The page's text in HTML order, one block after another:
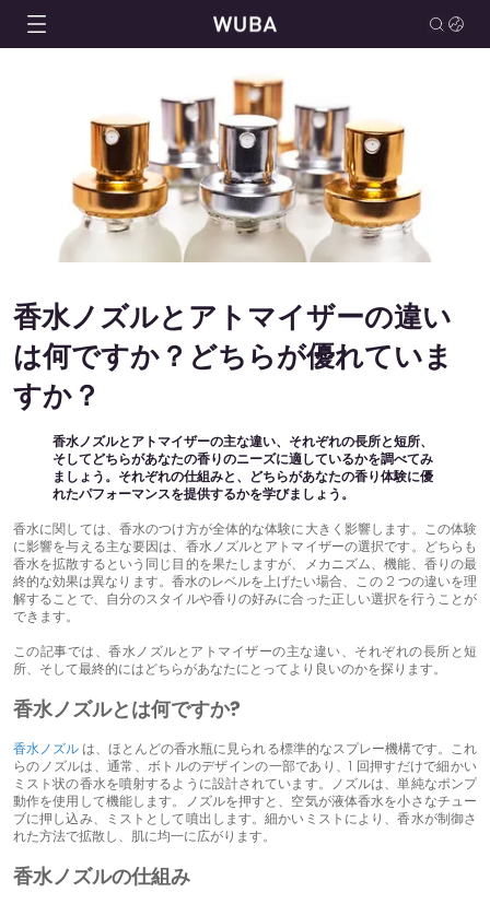
香水ノズルとアトマイザーの違い
は何ですか？どちらが優れていま
すか？
香水ノズルとアトマイザーの主な違い、それぞれの長所と短所、
そしてどちらがあなたの香りのニーズに適しているかを調べてみ
ましょう。それぞれの仕組みと、どちらがあなたの香り体験に優
れたパフォーマンスを提供するかを学びましょう。
香水に関しては、香水のつけ方が全体的な体験に大きく影響します。この体験
に影響を与える主な要因は、香水ノズルとアトマイザーの選択です。どちらも
香水を拡散するという同じ目的を果たしますが、メカニズム、機能、香りの最
終的な効果は異なります。香水のレベルを上げたい場合、この 2 つの違いを理
解することで、自分のスタイルや香りの好みに合った正しい選択を行うことが
できます。
この記事では、香水ノズルとアトマイザーの主な違い、それぞれの長所と短
所、そして最終的にはどちらがあなたにとってより良いのかを探ります。
香水ノズルとは何ですか?
香水ノズル は、ほとんどの香水瓶に見られる標準的なスプレー機構です。これ
らのノズルは、通常、ボトルのデザインの一部であり、1 回押すだけで細かい
ミスト状の香水を噴射するように設計されています。ノズルは、単純なポンプ
動作を使用して機能します。ノズルを押すと、空気が液体香水を小さなチュー
ブに押し込み、ミストとして噴出します。細かいミストにより、香水が制御さ
れた方法で拡散し、肌に均一に広がります。
香水ノズルの仕組み